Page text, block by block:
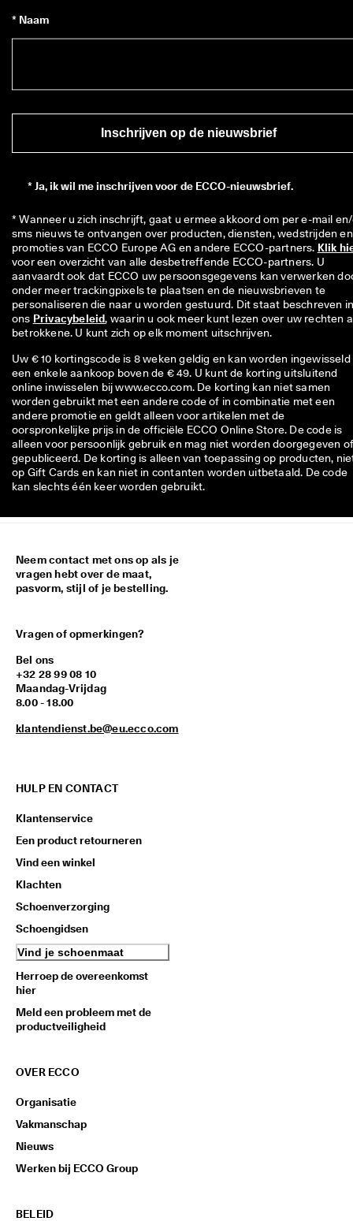
* Naam
Inschrijven op de nieuwsbrief
*Ja, ik wil me inschrijven voor de ECCO-nieuwsbrief.
* Wanneer u zich inschrijft, gaat u ermee akkoord om per e-mail
sms nieuws te ontvangen over producten, diensten, wedstrijden en
promoties van ECCO Europe AG en andere ECCO-partners. Klik
voor een overzicht van alle desbetreffende ECCO-partners. U
aanvaardt ook dat ECCO uw persoonsgegevens kan verwerken
onder meer trackingpixels te plaatsen en de nieuwsbrieven te
personaliseren die naar u worden gestuurd. Dit staat beschreven
ons Privacybeleid, waarin u ook meer kunt lezen over uw rechten
betrokkene. U kunt zich op elk moment uitschrijven.
Uw € 10 kortingscode is 8 weken geldig en kan worden ingewisseld
een enkele aankoop boven de € 49. U kunt de korting uitsluitend
online inwisselen bij www.ecco.com. De korting kan niet samen
worden gebruikt met een andere code of in combinatie met een
andere promotie en geldt alleen voor artikelen met de
oorspronkelijke prijs in de officiële ECCO Online Store. De code is
alleen voor persoonlijk gebruik en mag niet worden doorgegeven
gepubliceerd. De korting is alleen van toepassing op producten,
op Gift Cards en kan niet in contanten worden uitbetaald. De code
kan slechts één keer worden gebruikt.
Neem contact met ons op als je
vragen hebt over de maat,
pasvorm, stijl of je bestelling.
Vragen of opmerkingen?
Bel ons
+32 28 99 08 10
Maandag-Vrijdag
8.00 - 18.00
klantendienst.be@eu.ecco.com
HULP EN CONTACT
Klantenservice
Een product retourneren
Vind een winkel
Klachten
Schoenverzorging
Schoengidsen
Vind je schoenmaat
Herroep de overeenkomst
hier
Meld een probleem met de
productveiligheid
OVER ECCO
Organisatie
Vakmanschap
Nieuws
Werken bij ECCO Group
BELEID